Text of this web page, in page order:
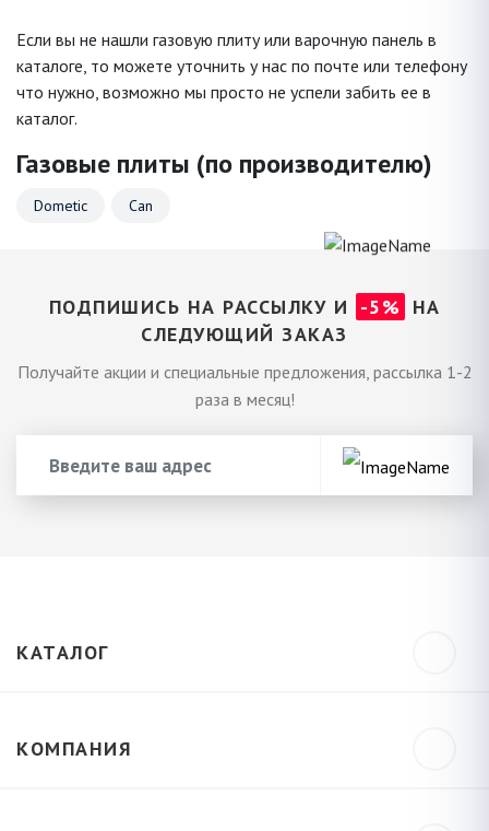
Если вы не нашли газовую плиту или варочную панель в
каталоге, то можете уточнить у нас по почте или телефону
что нужно, возможно мы просто не успели забить ее в
каталог.
Газовые плиты (по производителю)
Dometic Can
ПОДПИШИСЬ НА РАССЫЛКУ И -5%
НА
СЛЕДУЮЩИЙ ЗАКАЗ
Получайте акции и специальные предложения, рассылка 1-2
раза в месяц!
КАТАЛОГ
КОМПАНИЯ